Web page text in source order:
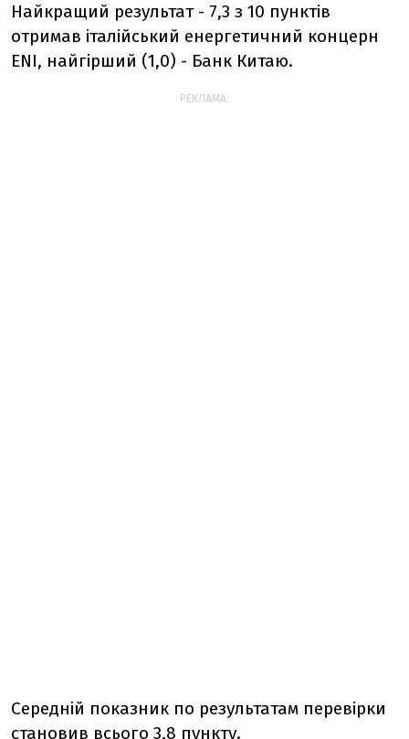
Найкращий результат - 7,3 з 10 пунктів
отримав італійський енергетичний концерн
ENI, найгірший (1,0) - Банк Китаю.
РЕКЛАМА:
Середній показник по результатам перевірки
становив всього 3,8 пункту.